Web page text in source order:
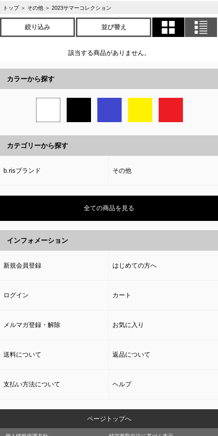
トップ ＞ その他 ＞ 2023サマーコレクション
絞り込み 並び替え
該当する商品がありません。
カラーから探す
カテゴリーから探す
b.risブランド その他
全ての商品を見る
インフォメーション
新規会員登録 はじめての方へ
ログイン カート
メルマガ登録・解除 お気に入り
送料について 返品について
支払い方法について ヘルプ
ページトップへ